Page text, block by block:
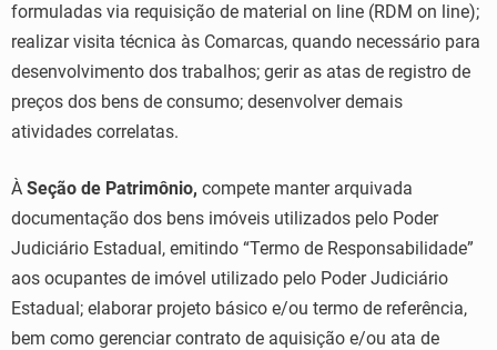
formuladas via requisição de material on line (RDM on line);
realizar visita técnica às Comarcas, quando necessário para
desenvolvimento dos trabalhos; gerir as atas de registro de
preços dos bens de consumo; desenvolver demais
atividades correlatas.
À Seção de Patrimônio, compete manter arquivada
documentação dos bens imóveis utilizados pelo Poder
Judiciário Estadual, emitindo “Termo de Responsabilidade”
aos ocupantes de imóvel utilizado pelo Poder Judiciário
Estadual; elaborar projeto básico e/ou termo de referência,
bem como gerenciar contrato de aquisição e/ou ata de